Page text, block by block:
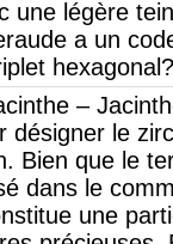
une légère
a un
–
désigner le
Bien que le
dans le
une